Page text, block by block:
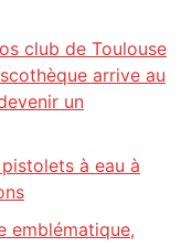
club de Toulouse
arrive au
un
à eau à
emblématique,